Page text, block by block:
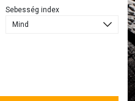
Sebesség index